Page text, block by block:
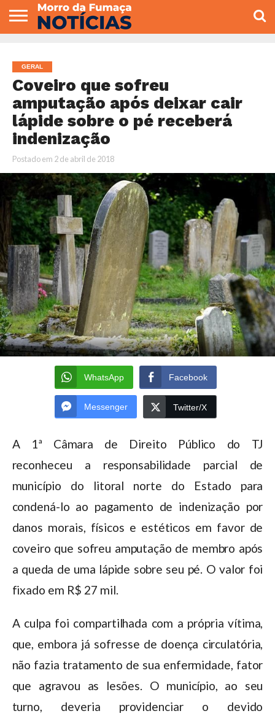
VEREADORES
GERAL
Coveiro que sofreu
amputação após deixar cair
lápide sobre o pé receberá
indenização
Postado em 2 de abril de 2018
WhatsApp Facebook
Messenger Twitter/X
A 1ª Câmara de Direito Público do TJ
reconheceu a responsabilidade parcial de
município do litoral norte do Estado para
condená-lo ao pagamento de indenização por
danos morais, físicos e estéticos em favor de
coveiro que sofreu amputação de membro após
a queda de uma lápide sobre seu pé. O valor foi
fixado em R$ 27 mil.
A culpa foi compartilhada com a própria vítima,
que, embora já sofresse de doença circulatória,
não fazia tratamento de sua enfermidade, fator
que agravou as lesões. O município, ao seu
turno, deveria providenciar o devido